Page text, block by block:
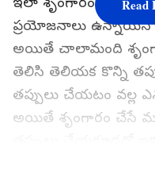
ప్రయోజనాలు ఉన్నాయనే
అయితే చాలామంది
తెలిసి తెలియక కొన్ని
తప్పులు చేయటం వల్ల
అయితే శృంగారం చేసే
Read